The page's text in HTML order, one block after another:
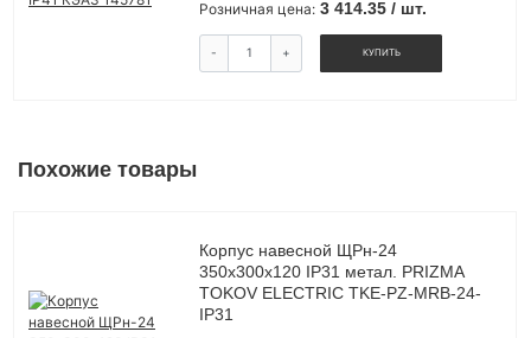
Розничная цена: 3 414.35 / шт.
- + КУПИТЬ
Похожие товары
Корпус навесной ЩРн-24
350х300х120 IP31 метал. PRIZMA
TOKOV ELECTRIC TKE-PZ-MRB-24-
IP31